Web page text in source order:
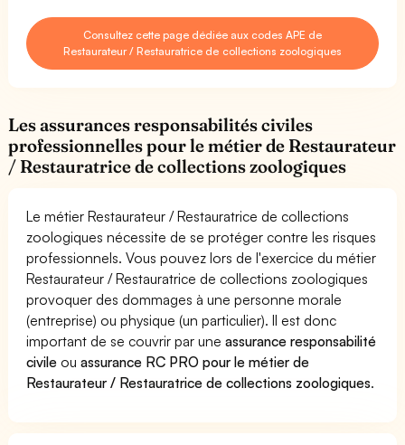
Consultez cette page dédiée aux codes APE de
Restaurateur / Restauratrice de collections zoologiques
Les assurances responsabilités civiles
professionnelles pour le métier de Restaurateur
/ Restauratrice de collections zoologiques
Le métier Restaurateur / Restauratrice de collections
zoologiques nécessite de se protéger contre les risques
professionnels. Vous pouvez lors de l'exercice du métier
Restaurateur / Restauratrice de collections zoologiques
provoquer des dommages à une personne morale
(entreprise) ou physique (un particulier). Il est donc
important de se couvrir par uneassurance responsabilité
civile ouassurance RC PRO pour le métier de
Restaurateur / Restauratrice de collections zoologiques.